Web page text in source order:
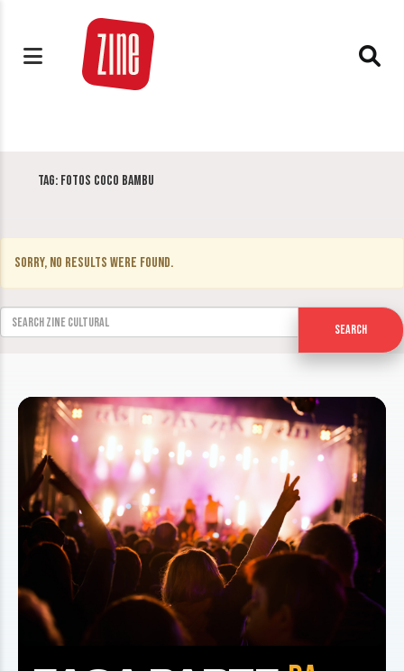
Tag: Fotos Coco Bambu
Sorry, no results were found.
Search for:
Search